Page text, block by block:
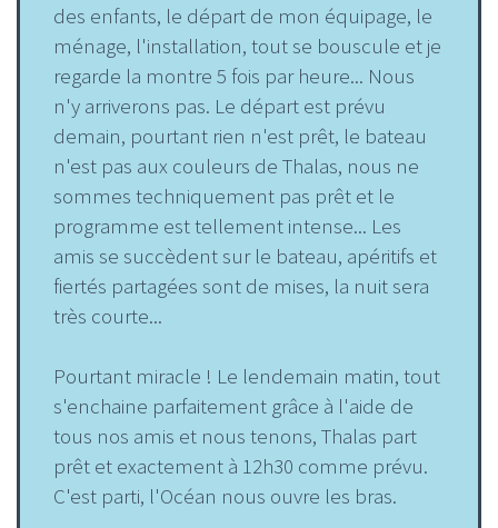
des enfants, le départ de mon équipage, le
ménage, l'installation, tout se bouscule et je
regarde la montre 5 fois par heure... Nous
n'y arriverons pas. Le départ est prévu
demain, pourtant rien n'est prêt, le bateau
n'est pas aux couleurs de Thalas, nous ne
sommes techniquement pas prêt et le
programme est tellement intense... Les
amis se succèdent sur le bateau, apéritifs et
fiertés partagées sont de mises, la nuit sera
très courte...
Pourtant miracle ! Le lendemain matin, tout
s'enchaine parfaitement grâce à l'aide de
tous nos amis et nous tenons, Thalas part
prêt et exactement à 12h30 comme prévu.
C'est parti, l'Océan nous ouvre les bras.